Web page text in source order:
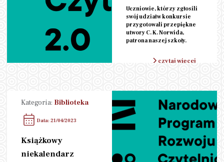
Uczniowie, którzy zgłosili
swój udział w konkursie
przygotowali przepiękne
utwory C. K. Norwida,
patrona naszej szkoły.
czytaj więcej
Kategoria: Biblioteka
Data: 21/04/2023
Książkowy
niekalendarz